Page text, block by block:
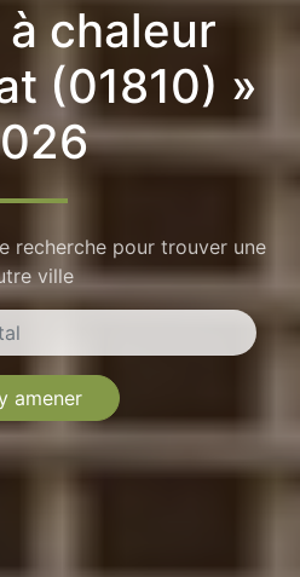
chaleur
(01810) »
recherche pour trouver une
ville
amener